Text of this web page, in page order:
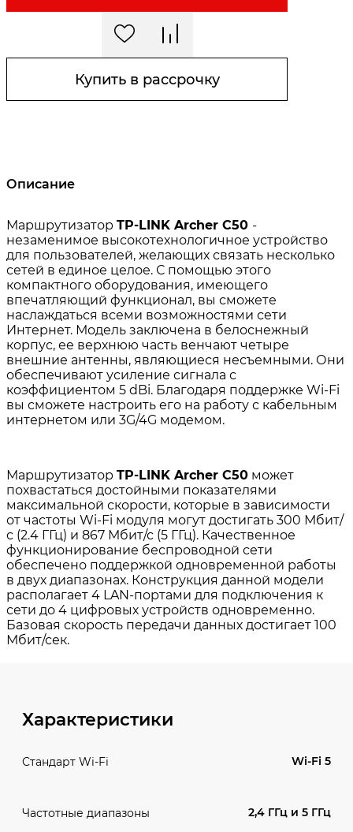
Купить в рассрочку
Описание
Характеристики
Стандарт Wi-Fi Wi-Fi 5
Частотные диапазоны 2,4 ГГц и 5 ГГц